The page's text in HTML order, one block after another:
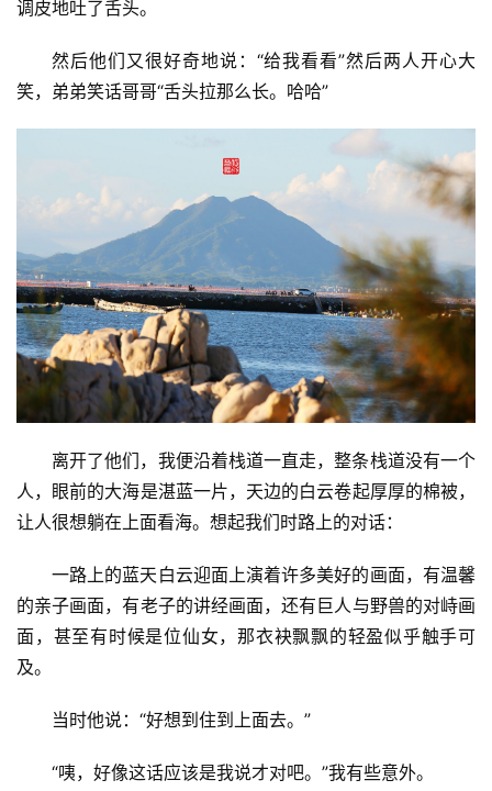
子看到我拿着相机，冲着他们的爷爷喊：“爷爷，爷爷，我
也要拍照。”
只是拍照，我自然很愿意，对他们说：
“好可爱哦，帮你们拍一张”
然后他们很自然地比了个“耶”其中那个稍大点的还故意
调皮地吐了舌头。
然后他们又很好奇地说：“给我看看”然后两人开心大
笑，弟弟笑话哥哥“舌头拉那么长。哈哈”
离开了他们，我便沿着栈道一直走，整条栈道没有一个